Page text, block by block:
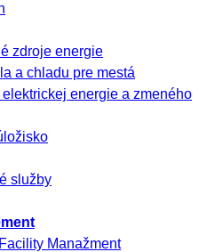
zdroje energie
a chladu pre mestá
energie a zmeného
služby
Manažment